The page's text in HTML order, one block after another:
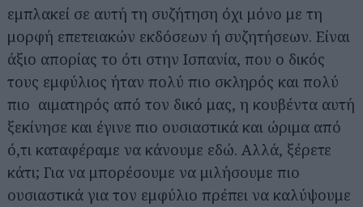
εμπλακεί σε αυτή τη συζήτηση όχι μόνο με τη
μορφή επετειακών εκδόσεων ή συζητήσεων. Είναι
άξιο απορίας το ότι στην Ισπανία, που ο δικός
τους εμφύλιος ήταν πολύ πιο σκληρός και πολύ
πιο αιματηρός από τον δικό μας, η κουβέντα αυτή
ξεκίνησε και έγινε πιο ουσιαστικά και ώριμα από
ό,τι καταφέραμε να κάνουμε εδώ. Αλλά, ξέρετε
κάτι; Για να μπορέσουμε να μιλήσουμε πιο
ουσιαστικά για τον εμφύλιο πρέπει να καλύψουμε